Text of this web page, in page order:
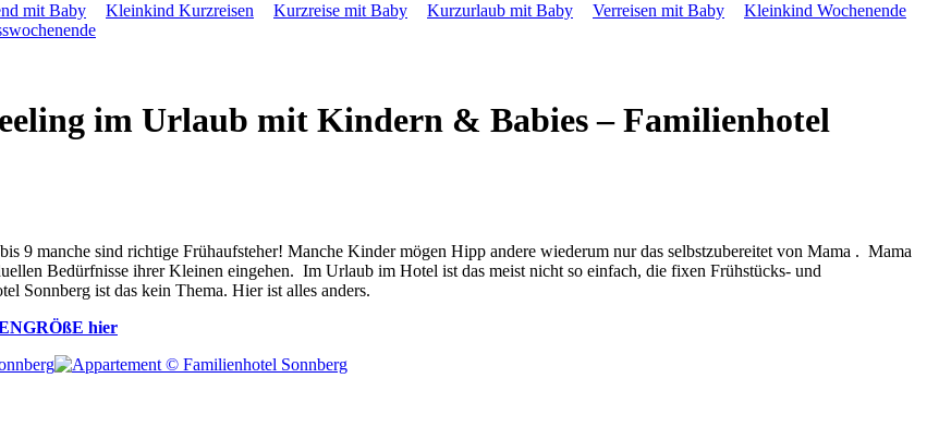
mit Baby Kleinkind Kurzreisen Kurzreise mit Baby Kurzurlaub mit Baby Verreisen mit Baby
Kleinkind Wochenende
im Urlaub mit Kindern & Babies – Familienhotel
9 manche sind richtige Frühaufsteher! Manche Kinder mögen Hipp andere wiederum nur das selbstzubereitet von Mama . Mama
Bedürfnisse ihrer Kleinen eingehen. Im Urlaub im Hotel ist das meist nicht so einfach, die fixen Frühstücks- und
Sonnberg ist das kein Thema. Hier ist alles anders.
hier